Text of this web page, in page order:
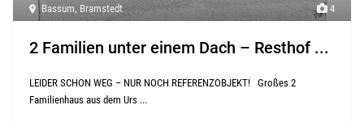
4
Bassum, Bramstedt
2 Familien unter einem Dach – Resthof ...
LEIDER SCHON WEG – NUR NOCH REFERENZOBJEKT! Großes 2
Familienhaus aus dem Urs ...